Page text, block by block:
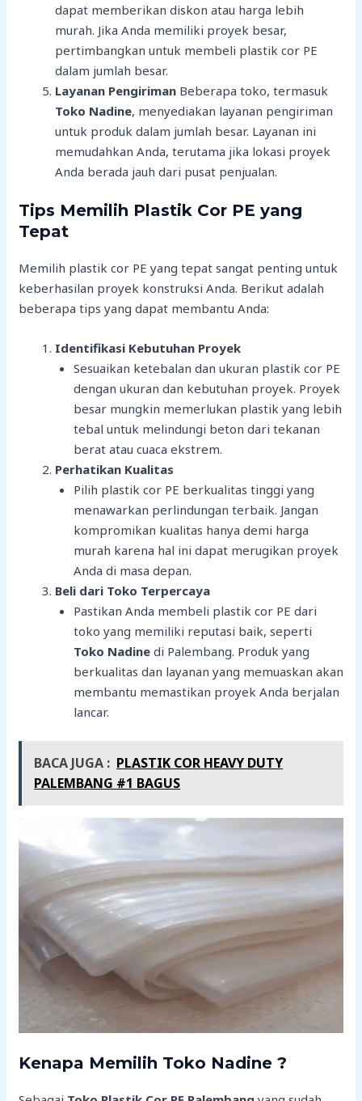
dapat memberikan diskon atau harga lebih
murah. Jika Anda memiliki proyek besar,
pertimbangkan untuk membeli plastik cor PE
dalam jumlah besar.
Layanan Pengiriman Beberapa toko, termasuk
Toko Nadine, menyediakan layanan pengiriman
untuk produk dalam jumlah besar. Layanan ini
memudahkan Anda, terutama jika lokasi proyek
Anda berada jauh dari pusat penjualan.
Tips Memilih Plastik Cor PE yang
Tepat
Memilih plastik cor PE yang tepat sangat penting untuk
keberhasilan proyek konstruksi Anda. Berikut adalah
beberapa tips yang dapat membantu Anda:
Identifikasi Kebutuhan Proyek
Sesuaikan ketebalan dan ukuran plastik cor PE
dengan ukuran dan kebutuhan proyek. Proyek
besar mungkin memerlukan plastik yang lebih
tebal untuk melindungi beton dari tekanan
berat atau cuaca ekstrem.
Perhatikan Kualitas
Pilih plastik cor PE berkualitas tinggi yang
menawarkan perlindungan terbaik. Jangan
kompromikan kualitas hanya demi harga
murah karena hal ini dapat merugikan proyek
Anda di masa depan.
Beli dari Toko Terpercaya
Pastikan Anda membeli plastik cor PE dari
toko yang memiliki reputasi baik, seperti
Toko Nadinedi Palembang. Produk yang
berkualitas dan layanan yang memuaskan akan
membantu memastikan proyek Anda berjalan
lancar.
BACA JUGA : PLASTIK COR HEAVY DUTY
PALEMBANG #1 BAGUS
Kenapa Memilih Toko Nadine ?